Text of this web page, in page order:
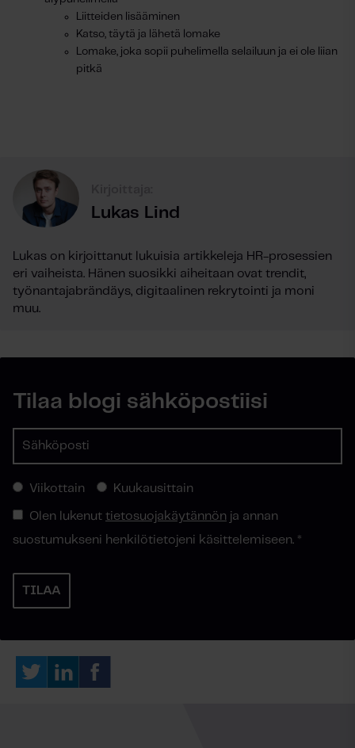
Liitteiden lisääminen
Katso, täytä ja lähetä lomake
Lomake, joka sopii puhelimella selailuun ja ei ole liian
pitkä
Lukas Lind
Lukas on kirjoittanut lukuisia artikkeleja HR-prosessien
eri vaiheista. Hänen suosikki aiheitaan ovat trendit,
työnantajabrändäys, digitaalinen rekrytointi ja moni
muu.
Tilaa blogi sähköpostiisi
Viikottain Kuukausittain
Olen lukenut tietosuojakäytännön ja annan
suostumukseni henkilötietojeni käsittelemiseen. *